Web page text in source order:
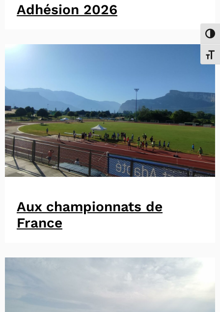
Adhésion 2026
Aux championnats de
France